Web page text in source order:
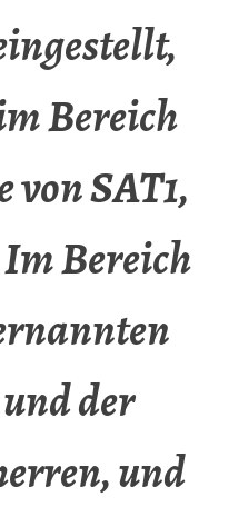
Bereich
von SAT1,
Bereich
der
und